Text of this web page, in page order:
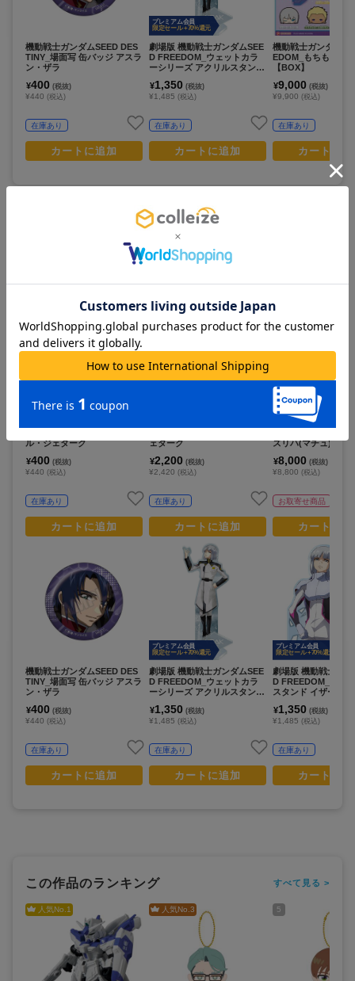
機動戦士ガンダムSEED DES
TINY_場面写 缶バッジ アスラ
ン・ザラ
¥400 (税抜)
¥440 (税込)
在庫あり
カートに追加
プレミアム会員
限定セール +70%還元
劇場版 機動戦士ガンダムSEE
D FREEDOM_ウェットカラ
ーシリーズ アクリルスタンド
¥1,350 (税抜)
¥1,485 (税込)
在庫あり
カートに追加
機動戦士ガンダム
EDOM_もちもちマ
【BOX】
¥9,000 (税抜)
¥9,900 (税込)
在庫あり
カートに
この商品を見ている人は
ル・ジェターク
¥400 (税抜)
¥440 (税込)
在庫あり
カートに追加
機動戦士ガンダムSEED DES
TINY_場面写 缶バッジ アスラ
ン・ザラ
¥400 (税抜)
¥440 (税込)
在庫あり
カートに追加
ェターク
¥2,200 (税抜)
¥2,420 (税込)
在庫あり
カートに追加
プレミアム会員
限定セール +70%還元
劇場版 機動戦士ガンダムSEE
D FREEDOM_ウェットカラ
ーシリーズ アクリルスタンド
¥1,350 (税抜)
¥1,485 (税込)
在庫あり
カートに追加
機動戦士Gundam
ズリハ(マチュ) パイ
¥8,000 (税抜)
¥8,800 (税込)
お取寄せ商品
カートに
プレミアム会員
限定セール +70%還元
劇場版 機動戦士ガ
D FREEDOM_アク
スタンド イザーク
¥1,350 (税抜)
¥1,485 (税込)
在庫あり
カートに
この作品のランキング すべて見る >
人気No.1 人気No.3 5